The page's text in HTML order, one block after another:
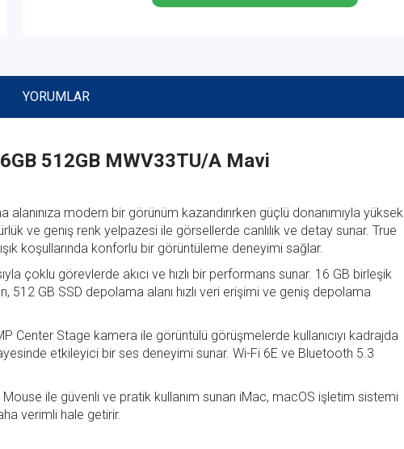
YORUMLAR
512GB MWV33TU/A Mavi
modern bir görünüm kazandırırken güçlü donanımıyla yüksek
ve geniş renk yelpazesi ile görsellerde canlılık ve detay sunar. True
koşullarında konforlu bir görüntüleme deneyimi sağlar.
çoklu görevlerde akıcı ve hızlı bir performans sunar. 16 GB birleşik
512 GB SSD depolama alanı hızlı veri erişimi ve geniş depolama
Center Stage kamera ile görüntülü görüşmelerde kullanıcıyı kadrajda
etkileyici bir ses deneyimi sunar. Wi-Fi 6E ve Bluetooth 5.3
ile güvenli ve pratik kullanım sunan iMac, macOS işletim sistemi
verimli hale getirir.